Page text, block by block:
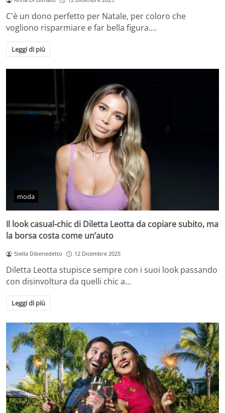
C'è un dono perfetto per Natale, per coloro che
vogliono risparmiare e far bella figura.…
Leggi di più
moda
Il look casual-chic di Diletta Leotta da copiare subito, ma
la borsa costa come un’auto
Stella Dibenedetto 12 Dicembre 2025
Diletta Leotta stupisce sempre con i suoi look passando
con disinvoltura da quelli chic a…
Leggi di più